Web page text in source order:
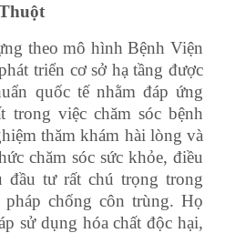
theo mô hình Bệnh Viện
triển cơ sở hạ tầng được
quốc tế nhằm đáp ứng
trong việc chăm sóc bệnh
thăm khám hài lòng và
chăm sóc sức khỏe, điều
đầu tư rất chú trọng trong
chống côn trùng. Họ
sử dụng hóa chất độc hại,